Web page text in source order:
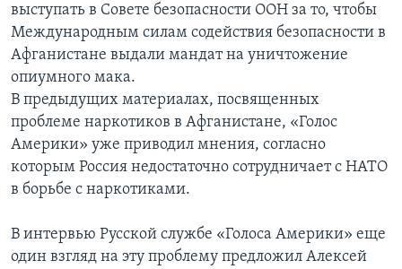
выступать в Совете безопасности ООН за то, чтобы
Международным силам содействия безопасности в
Афганистане выдали мандат на уничтожение
опиумного мака.
В предыдущих материалах, посвященных
проблеме наркотиков в Афганистане, «Голос
Америки» уже приводил мнения, согласно
которым Россия недостаточно сотрудничает с НАТО
в борьбе с наркотиками.
В интервью Русской службе «Голоса Америки» еще
один взгляд на эту проблему предложил Алексей